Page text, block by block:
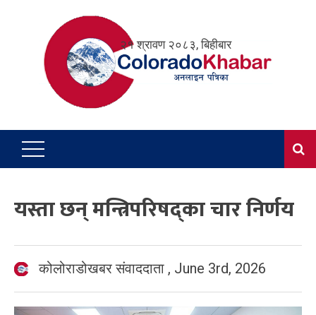
२१ श्रावण २०८३, बिहीबार
यस्ता छन् मन्त्रिपरिषद्का चार निर्णय
कोलोराडोखबर संवाददाता , June 3rd, 2026